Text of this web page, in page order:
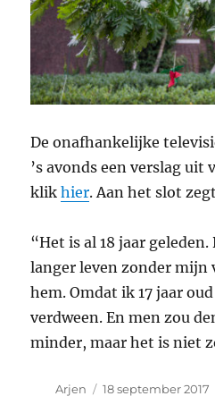
De onafhankelijke
’s avonds een verslag uit
klikhier. Aan het slot
“Het is al 18 jaar
langer leven zonder mijn
hem. Omdat ik 17 jaar
verdween. En men zou
minder, maar het is niet
Auteur
Arjen
Geplaatst
18 september 2017